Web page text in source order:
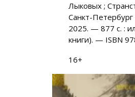
Лыковых ;
Санкт-Петербург
2025. — 877 с. :
книги). — ISBN
16+